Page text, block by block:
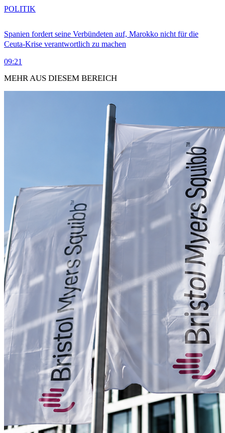
Spanien fordert seine Verbündeten auf, Marokko nicht für die
Ceuta-Krise verantwortlich zu machen
09:21
POLITIK
MEHR AUS DIESEM BEREICH